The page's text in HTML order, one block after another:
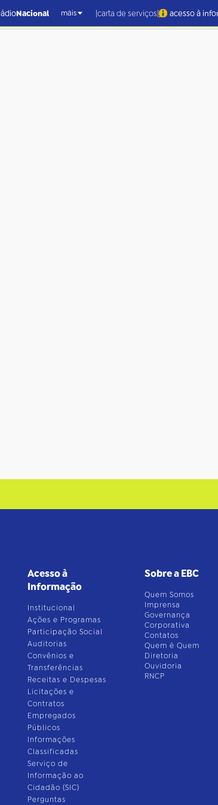
Nacional mais |carta de serviços| acesso à
Acesso à
Informação
Institucional
Ações e Programas
Participação Social
Auditorias
Convênios e
Transferências
Receitas e Despesas
Licitações e
Contratos
Empregados
Públicos
Informações
Classificadas
Serviço de
Informação ao
Cidadão (SIC)
Perguntas
Sobre a EBC
Quem Somos
Imprensa
Governança
Corporativa
Contatos
Quem é Quem
Diretoria
Ouvidoria
RNCP